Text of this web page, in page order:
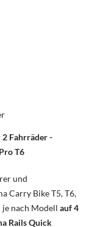
2 Fahrräder -
T6
und
Carry Bike T5, T6,
je nach Modell auf 4
Rails Quick